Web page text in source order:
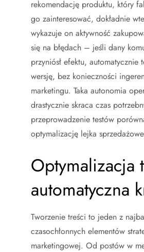
rekomendację produktu, który
go zainteresować, dokładnie
wykazuje on aktywność
się na błędach – jeśli dany
przyniósł efektu, automatycznie
wersję, bez konieczności
marketingu. Taka autonomia
drastycznie skraca czas
przeprowadzenie testów
optymalizację lejka
Optymalizacja
automatyczna
Tworzenie treści to jeden z
czasochłonnych elementów
marketingowej. Od postów w